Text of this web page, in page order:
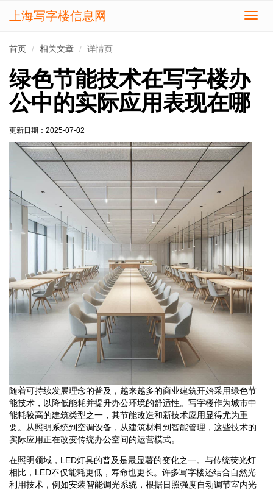
切
上海写字楼信息网
首页 相关文章 详情页
绿色节能技术在写字楼办
公中的实际应用表现在哪
更新日期： 2025-07-02
随着可持续发展理念的普及，越来越多的商业建筑开始采用绿色节
能技术，以降低能耗并提升办公环境的舒适性。写字楼作为城市中
能耗较高的建筑类型之一，其节能改造和新技术应用显得尤为重
要。从照明系统到空调设备，从建筑材料到智能管理，这些技术的
实际应用正在改变传统办公空间的运营模式。
在照明领域，LED灯具的普及是最显著的变化之一。与传统荧光灯
相比，LED不仅能耗更低，寿命也更长。许多写字楼还结合自然光
利用技术，例如安装智能调光系统，根据日照强度自动调节室内光